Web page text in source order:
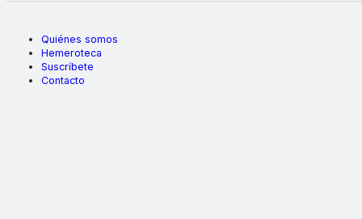
Quiénes somos
Hemeroteca
Suscríbete
Contacto